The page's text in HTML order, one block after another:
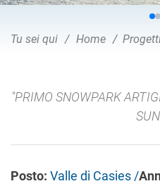
Tu sei qui Home
"PRIMO SNOWPARK
Posto: Valle di Casies /